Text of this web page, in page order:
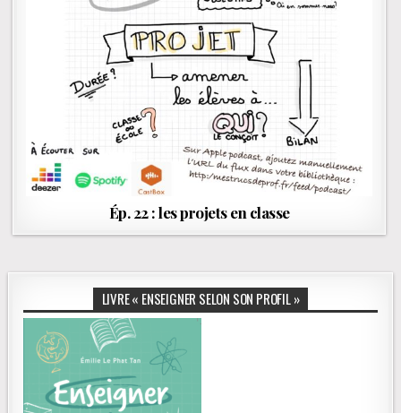
Ép. 22 : les projets en classe
LIVRE « ENSEIGNER SELON SON PROFIL »